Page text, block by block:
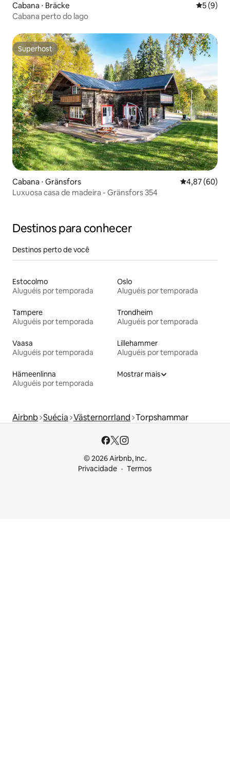
Cabana ⋅ Bräcke 5 de
5 (9)
Cabana perto do lago
Superhost
Superhost
Cabana ⋅ Gränsfors 4,87 de uma
4,87 (60)
Luxuosa casa de madeira - Gränsfors 354
Destinos para conhecer
Destinos perto de você
Estocolmo
Aluguéis por temporada
Oslo
Aluguéis por temporada
Tampere
Aluguéis por temporada
Trondheim
Aluguéis por temporada
Vaasa
Aluguéis por temporada
Lillehammer
Aluguéis por temporada
Hämeenlinna
Aluguéis por temporada
Mostrar mais
Airbnb Suécia Västernorrland Torpshammar
© 2026 Airbnb, Inc.
Privacidade
Termos